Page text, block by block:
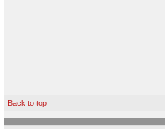
Back to top